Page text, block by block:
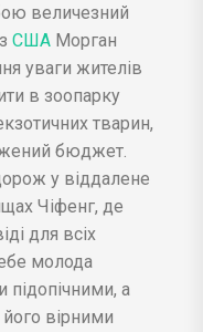
величезний
США Морган
уваги жителів
в зоопарку
тварин,
бюджет.
у віддалене
Чіфенг, де
для всіх
молода
підопічними, а
вірними